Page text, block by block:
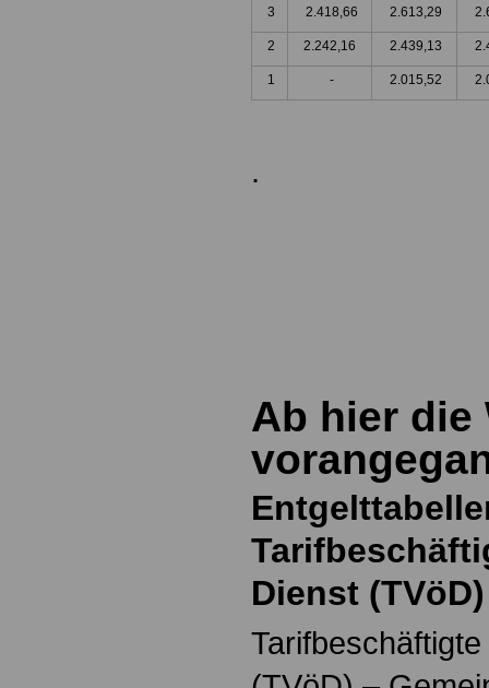
3 2.418,66 2.613,29
2 2.242,16 2.439,13
1 - 2.015,52
.
Ab hier die
Dienst